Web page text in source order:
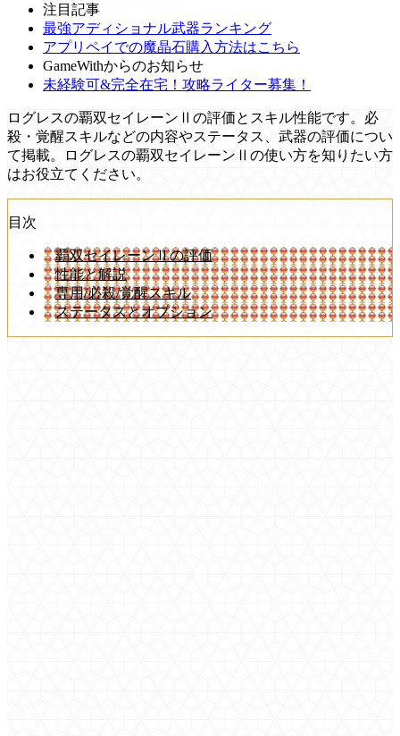
注目記事
最強アディショナル武器ランキング
アプリペイでの魔晶石購入方法はこちら
GameWithからのお知らせ
未経験可&完全在宅！攻略ライター募集！
ログレスの覇双セイレーンⅡの評価とスキル性能です。必
殺・覚醒スキルなどの内容やステータス、武器の評価につい
て掲載。ログレスの覇双セイレーンⅡの使い方を知りたい方
はお役立てください。
目次
覇双セイレーンⅡの評価
性能と解説
専用/必殺/覚醒スキル
ステータスとオプション